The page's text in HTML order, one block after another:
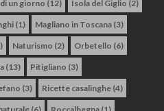
un giorno (12) Isola del Giglio (2)
(1) Magliano in Toscana (3)
Naturismo (2) Orbetello (6)
(13) Pitigliano (3)
(3) Ricette casalinghe (4)